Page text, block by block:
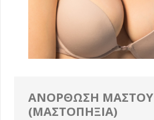
ΑΝΟΡΘΩΣΗ ΜΑΣΤΟΥ
(ΜΑΣΤΟΠΗΞΙΑ)